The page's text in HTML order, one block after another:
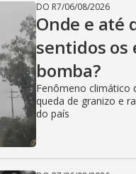
DO R7/06/08/2026
Onde e até
sentidos os
bomba?
Fenômeno climático
queda de granizo e
do país